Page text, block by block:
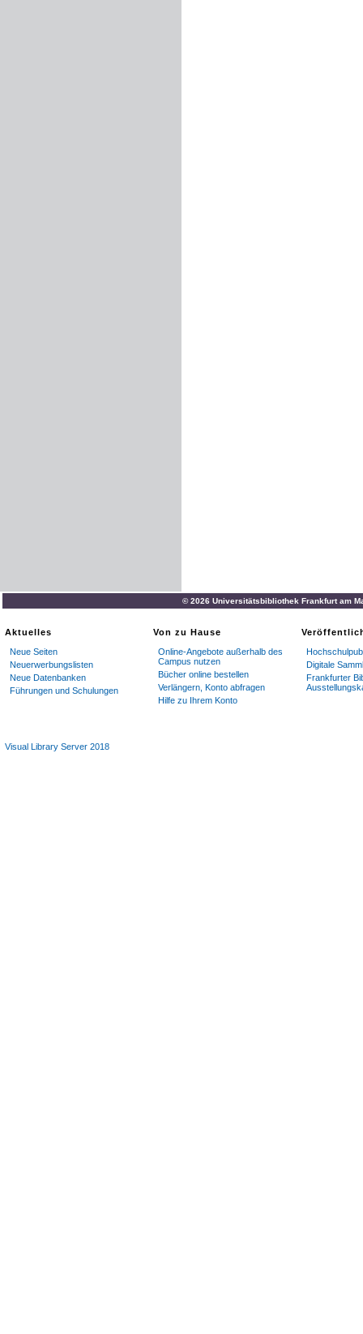
© 2026 Universitätsbibliothek Frankfurt am
Aktuelles
Neue Seiten
Neuerwerbungslisten
Neue Datenbanken
Führungen und Schulungen
Von zu Hause
Online-Angebote außerhalb des
Campus nutzen
Bücher online bestellen
Verlängern, Konto abfragen
Hilfe zu Ihrem Konto
Digitale
Frankfurter
Visual Library Server 2018